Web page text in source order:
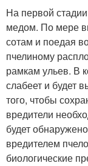
На первой
медом. По мере
сотам и поедая
пчелиному
рамкам ульев. В
слабеет и будет
того, чтобы
вредители
будет
вредителем
биологические